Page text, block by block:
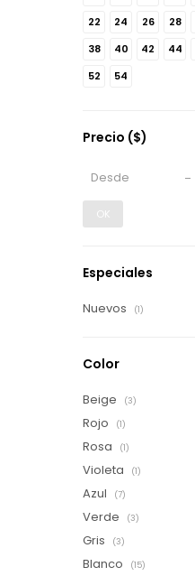
22
24 26 28
38
40 42 44
52
54
Precio ($)
OK
Especiales
Nuevos (1)
Color
Beige (3)
Rojo (1)
Rosa (1)
Violeta (1)
Azul (7)
Verde (3)
Gris (3)
Blanco (15)